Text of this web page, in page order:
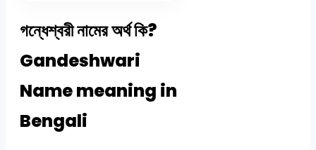
গন্ধেশ্বরী নামের অর্থ কি?
Gandeshwari
Name meaning in
Bengali